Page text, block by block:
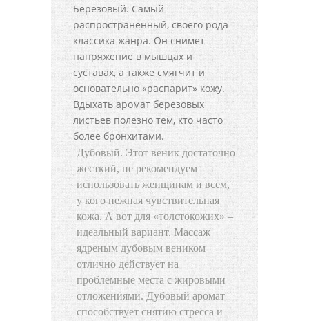
Березовый. Самый
распространенный, своего рода
классика жанра. Он снимет
напряжение в мышцах и
суставах, а также смягчит и
основательно «распарит» кожу.
Вдыхать аромат березовых
листьев полезно тем, кто часто
более бронхитами.
Дубовый. Этот веник достаточно
жесткий, не рекомендуем
использовать женщинам и всем,
у кого нежная чувствительная
кожа. А вот для «толстокожих» –
идеальный вариант. Массаж
ядреным дубовым веником
отлично действует на
проблемные места с жировыми
отложениями. Дубовый аромат
способствует снятию стресса и